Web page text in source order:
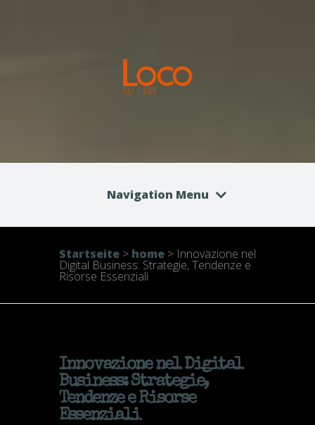
Navigation Menu
Startseite > home > Innovazione nel
Digital Business: Strategie, Tendenze e
Risorse Essenziali
Innovazione nel Digital
Business: Strategie,
Tendenze e Risorse
Essenziali